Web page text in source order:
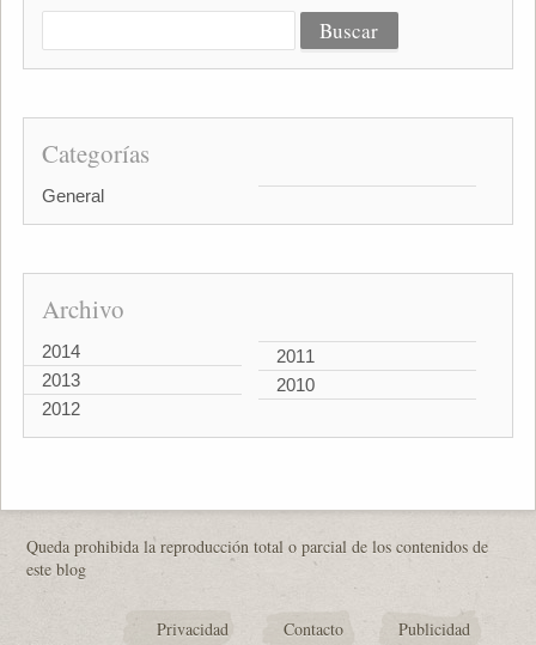
Categorías
General
Archivo
2014
2013
2012
2011
2010
Queda prohibida la reproducción total o parcial de los contenidos de
este blog
Privacidad Contacto Publicidad